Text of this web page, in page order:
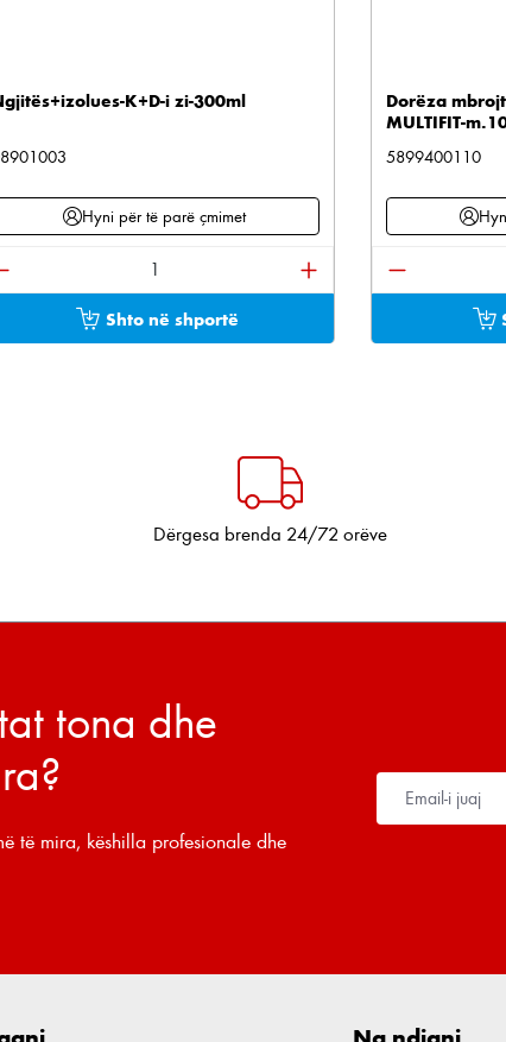
ose përdorni butonat për të rritur ose ulur
K+D-i zi-300ml
Hyni për të parë çmimet
e produktit: Shkruani sasinë e dëshiruar
Shto në shportë
Dorëza
MULTIFIT-
5899400110
Sasia e
Dërgesa brenda 24/72 orëve
tona dhe
të mira, këshilla profesionale dhe